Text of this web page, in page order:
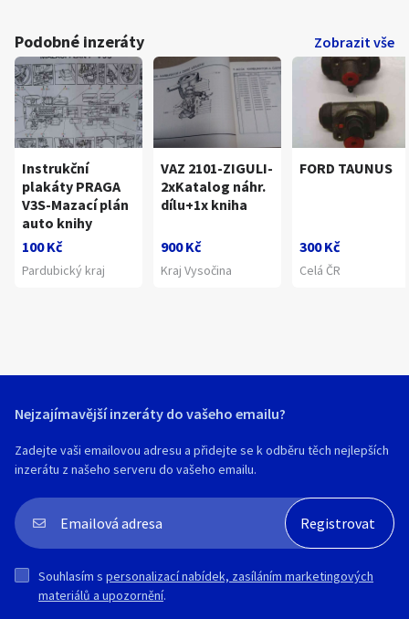
Podobné inzeráty Zobrazit vše
Instrukční
plakáty PRAGA
V3S-Mazací plán
auto knihy
100 Kč
Pardubický kraj
VAZ 2101-ZIGULI-
2xKatalog náhr.
dílu+1x kniha
900 Kč
Kraj Vysočina
FORD TAUNUS
300 Kč
Celá ČR
Nejzajímavější inzeráty do vašeho emailu?
Zadejte vaši emailovou adresu a přidejte se k odběru těch nejlepších
inzerátu z našeho serveru do vašeho emailu.
Souhlasím s personalizací nabídek, zasíláním marketingových
materiálů a upozornění.